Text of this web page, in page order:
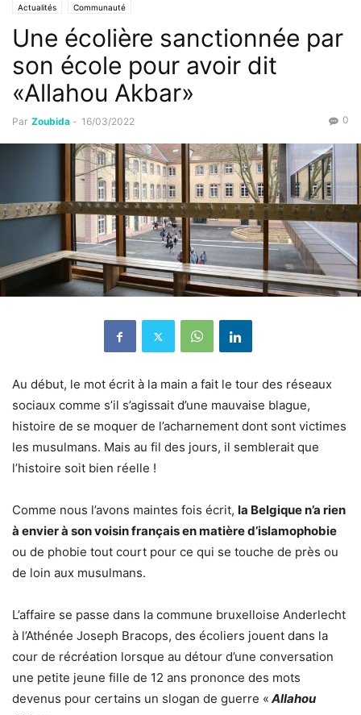
Actualités Communauté
Une écolière sanctionnée par
son école pour avoir dit
«Allahou Akbar»
Par Zoubida - 16/03/2022 0
Au début, le mot écrit à la main a fait le tour des réseaux
sociaux comme s’il s’agissait d’une mauvaise blague,
histoire de se moquer de l’acharnement dont sont victimes
les musulmans. Mais au fil des jours, il semblerait que
l’histoire soit bien réelle !
Comme nous l’avons maintes fois écrit, la Belgique n’a rien
à envier à son voisin français en matière d’islamophobie
ou de phobie tout court pour ce qui se touche de près ou
de loin aux musulmans.
L’affaire se passe dans la commune bruxelloise Anderlecht
à l’Athénée Joseph Bracops, des écoliers jouent dans la
cour de récréation lorsque au détour d’une conversation
une petite jeune fille de 12 ans prononce des mots
devenus pour certains un slogan de guerre « Allahou